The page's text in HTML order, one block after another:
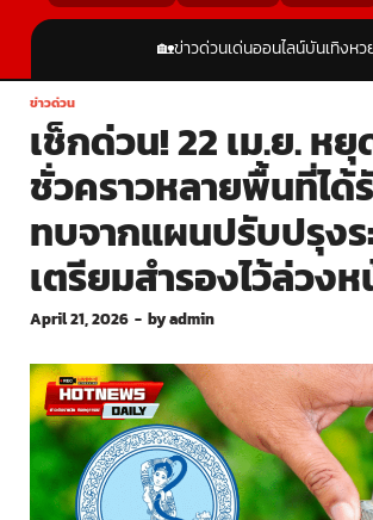
🏡ข่าวด่วนเด่นออนไลน์บันเทิงหว
ข่าวด่วน
เช็กด่วน! 22 เม.ย. ห
ชั่วคราวหลายพื้นที่ได้
ทบจากแผนปรับปรุงร
เตรียมสำรองไว้ล่วงห
April 21, 2026 - byadmin